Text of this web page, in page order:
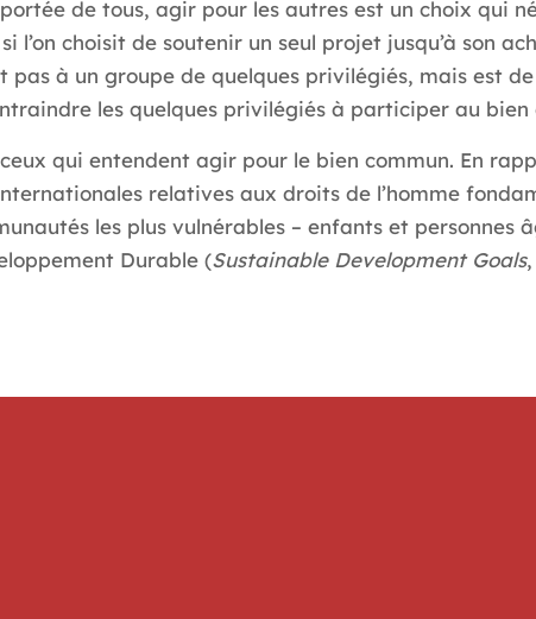
de tous, agir pour les autres est un choix qui
choisit de soutenir un seul projet jusqu’à son
à un groupe de quelques privilégiés, mais est
les quelques privilégiés à participer au bien
qui entendent agir pour le bien commun. En
relatives aux droits de l’homme
les plus vulnérables – enfants et personnes
Durable (Sustainable Development Goals